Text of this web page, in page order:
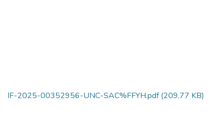
IF-2025-00352956-UNC-SAC%FFYH.pdf(209.77 KB)